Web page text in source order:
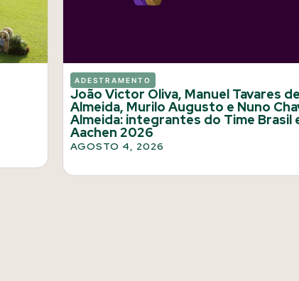
ADESTRAMENTO
João Victor Oliva, Manuel Tavares de
Almeida, Murilo Augusto e Nuno
Almeida: integrantes do Time Brasil
Aachen 2026
AGOSTO 4, 2026